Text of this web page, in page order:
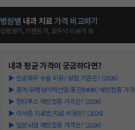
병원별 내과 치료가격 비교하기
심평원가, 이벤트가, 모두닥 리뷰가 등
내과평균 가격이 궁금하다면?
▶ 인공와우 수술 비용/ 보험 기준은? (2026)
▶ 홍역/유행성이하선염/풍진(MMR) 예방접종 가
▶ 장티푸스 예방접종 가격은? (2026)
▶ 이석증 치료법/치료 비용은? (2026)
▶ 일본뇌염 예방접종 가격은? (2026)